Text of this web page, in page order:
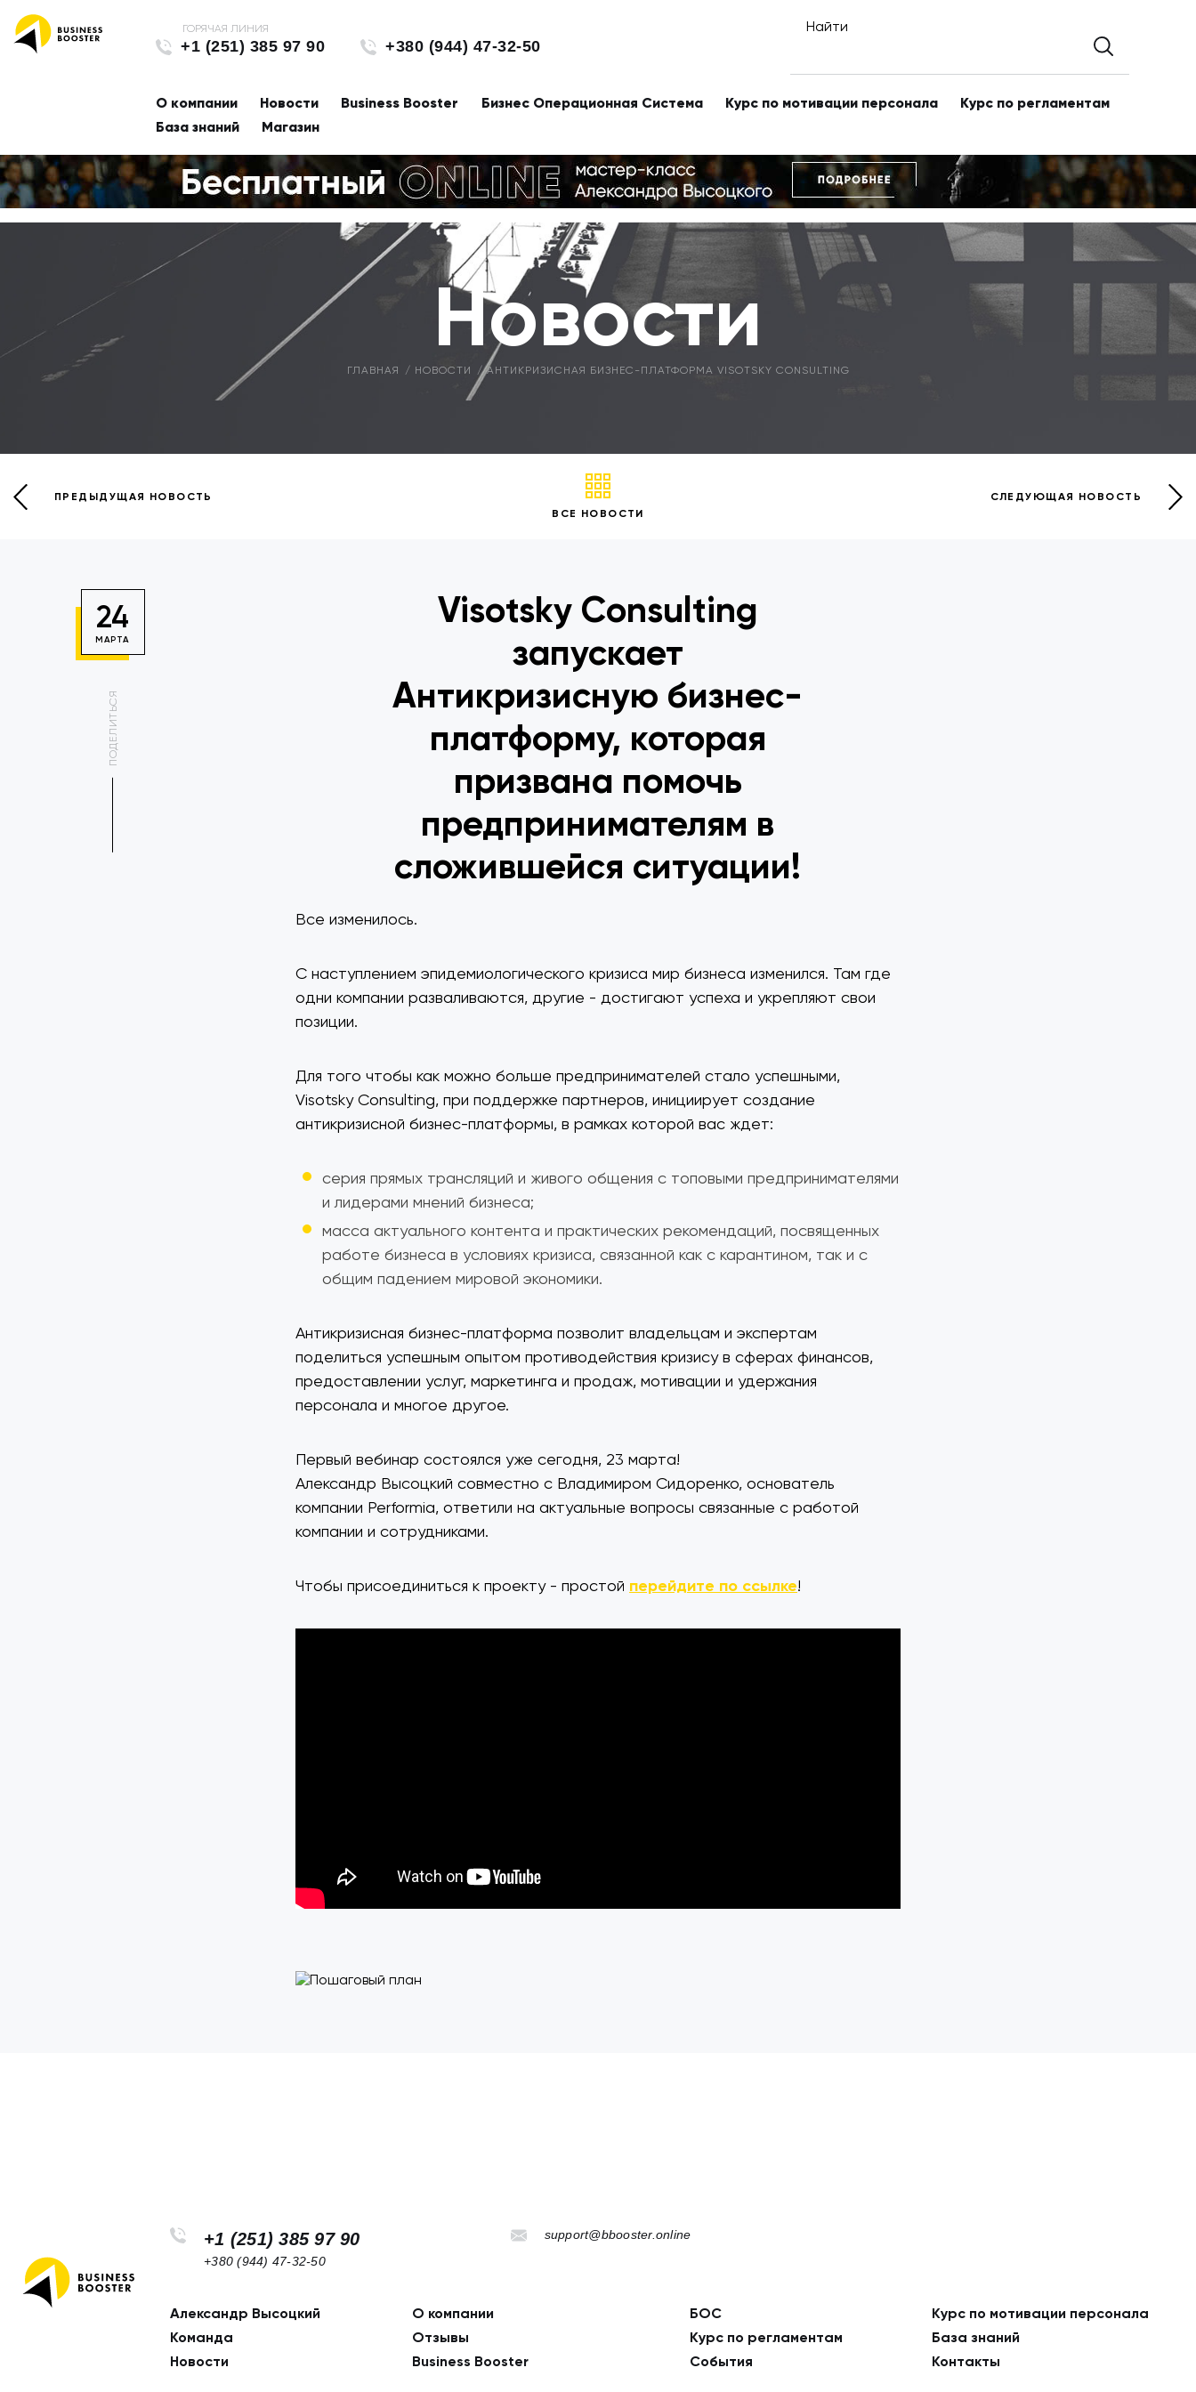
+1 (251) 385 97 90 +380 (944) 47-32-50
Найти
О компании Новости Business Booster Бизнес Операционная Система Курс по мотивации персонала
Курс по регламентам
База знаний
Магазин
Новости
ГЛАВНАЯ НОВОСТИ АНТИКРИЗИСНАЯ БИЗНЕС-ПЛАТФОРМА VISOTSKY CONSULTING
ПРЕДЫДУЩАЯ НОВОСТЬ
ВСЕ НОВОСТИ
СЛЕДУЮЩАЯ НОВОСТЬ
24
МАРТА
ПОДЕЛИТЬСЯ
Visotsky Consulting
запускает
Антикризисную бизнес-
платформу, которая
призвана помочь
предпринимателям в
сложившейся ситуации!
Все изменилось.
С наступлением эпидемиологического кризиса мир бизнеса изменился. Там где
одни компании разваливаются, другие - достигают успеха и укрепляют свои
позиции.
Для того чтобы как можно больше предпринимателей стало успешными,
Visotsky Consulting, при поддержке партнеров, инициирует создание
антикризисной бизнес-платформы, в рамках которой вас ждет:
серия прямых трансляций и живого общения с топовыми предпринимателями
и лидерами мнений бизнеса;
масса актуального контента и практических рекомендаций, посвященных
работе бизнеса в условиях кризиса, связанной как с карантином, так и с
общим падением мировой экономики.
Антикризисная бизнес-платформа позволит владельцам и экспертам
поделиться успешным опытом противодействия кризису в сферах финансов,
предоставлении услуг, маркетинга и продаж, мотивации и удержания
персонала и многое другое.
Первый вебинар состоялся уже сегодня, 23 марта!
Александр Высоцкий совместно с Владимиром Сидоренко, основатель
компании Performia, ответили на актуальные вопросы связанные с работой
компании и сотрудниками.
Чтобы присоединиться к проекту - простой перейдите по ссылке!
+1 (251) 385 97 90
+380 (944) 47-32-50
support@bbooster.online
Footer
navigation
Александр Высоцкий
О компании
Команда
Отзывы
Новости
Business Booster
БОС
Курс по мотивации персонала
Курс по регламентам
База знаний
События
Контакты